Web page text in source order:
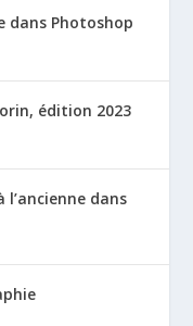
dans Photoshop
édition 2023
dans